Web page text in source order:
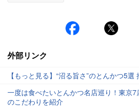
外部リンク
【もっと見る】“沼る旨さ”のとんかつ5
一度は食べたいとんかつ名店巡り！東京
のこだわりを紹介